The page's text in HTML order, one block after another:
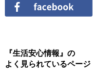
『生活安心情報』の
よく見られているページ